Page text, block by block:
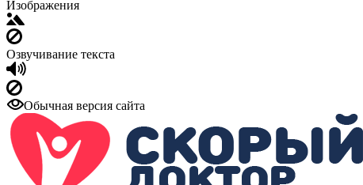
Изображения
Озвучивание текста
Обычная версия сайта